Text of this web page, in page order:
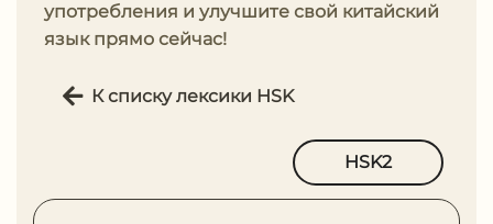
употребления и улучшите свой китайский
язык прямо сейчас!
К списку лексики HSK
HSK2